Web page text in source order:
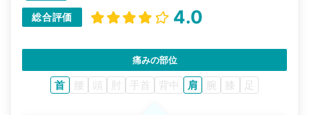
総合評価 4.0
痛みの部位
首 腰 頭 肘 手首 背中 肩 腕 膝 足